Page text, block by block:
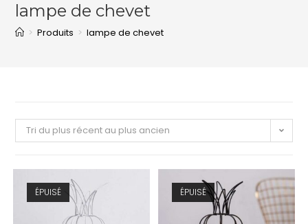
lampe de chevet
> Produits > lampe de chevet
Tri du plus récent au plus ancien
ÉPUISÉ ÉPUISÉ